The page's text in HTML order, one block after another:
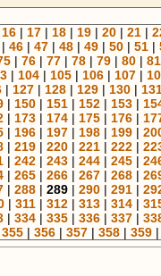
16| 17| 18| 19| 20| 21|
| 46 | 47 | 48 | 49 | 50 | 51 |
| 76 | 77 | 78 | 79 | 80 | 81
| 104| 105| 106| 107|
| 127 | 128 | 129 | 130 |
| 150 | 151 | 152 | 153 |
| 173 | 174 | 175 | 176 |
| 196 | 197 | 198 | 199 |
| 219| 220| 221| 222|
| 242 | 243 | 244 | 245 |
| 265 | 266 | 267 | 268 |
| 288 | 289 | 290 | 291 |
| 311| 312| 313| 314|
| 334 | 335 | 336 | 337 |
355 | 356 | 357 | 358 | 359 |